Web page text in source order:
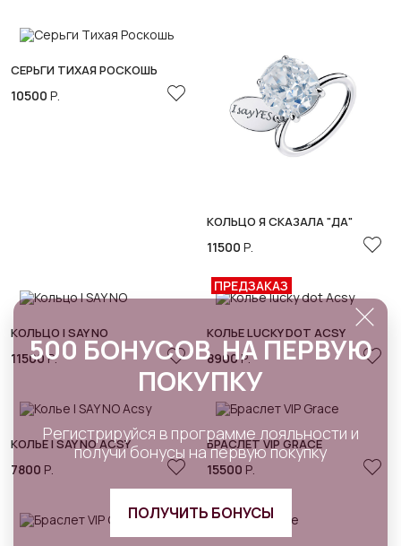
СЕРЬГИ ТИХАЯ РОСКОШЬ
10500 Р.
КОЛЬЦО Я СКАЗАЛА "ДА"
11500 Р.
КОЛЬЦО I SAY NO
11500Р.
ПРЕДЗАКАЗ
КОЛЬЕ LUCKY DOT ACSY
8900Р.
КОЛЬЕ I SAY NO ACSY
7800 Р.
БРАСЛЕТ VIP GRACE
15500 Р.
500 БОНУСОВ НА ПЕРВУЮ
ПОКУПКУ
Регистрируйся в программе лояльности и
получи бонусы на первую покупку
ПОЛУЧИТЬ БОНУСЫ